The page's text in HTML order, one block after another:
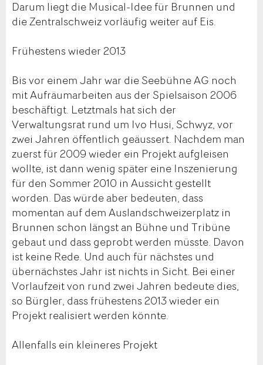
Darum liegt die Musical-Idee für Brunnen und
die Zentralschweiz vorläufig weiter auf Eis.
Frühestens wieder 2013
Bis vor einem Jahr war die Seebühne AG noch
mit Aufräumarbeiten aus der Spielsaison 2006
beschäftigt. Letztmals hat sich der
Verwaltungsrat rund um Ivo Husi, Schwyz, vor
zwei Jahren öffentlich geäussert. Nachdem man
zuerst für 2009 wieder ein Projekt aufgleisen
wollte, ist dann wenig später eine Inszenierung
für den Sommer 2010 in Aussicht gestellt
worden. Das würde aber bedeuten, dass
momentan auf dem Auslandschweizerplatz in
Brunnen schon längst an Bühne und Tribüne
gebaut und dass geprobt werden müsste. Davon
ist keine Rede. Und auch für nächstes und
übernächstes Jahr ist nichts in Sicht. Bei einer
Vorlaufzeit von rund zwei Jahren bedeute dies,
so Bürgler, dass frühestens 2013 wieder ein
Projekt realisiert werden könnte.
Allenfalls ein kleineres Projekt